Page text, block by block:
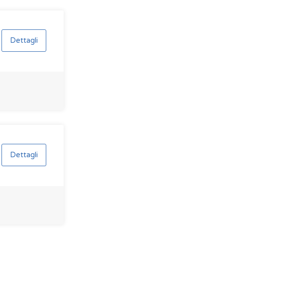
Dettagli
Dettagli